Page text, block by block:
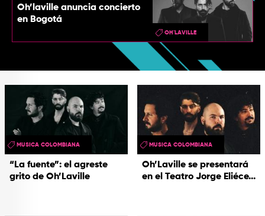
Oh’laville anuncia concierto
en Bogotá
OH'LAVILLE
“La fuente”: el agreste
grito de Oh’Laville
MUSICA COLOMBIANA
Oh’Laville se presentará
en el Teatro Jorge Eliéce...
MUSICA COLOMBIANA